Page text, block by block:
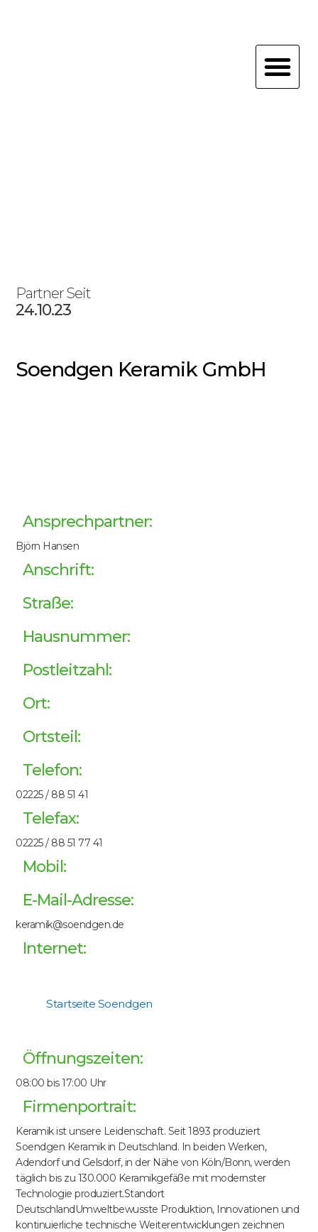
Partner Seit
24.10.23
Soendgen Keramik GmbH
Ansprechpartner:
Björn Hansen
Anschrift:
Straße:
Hausnummer:
Postleitzahl:
Ort:
Ortsteil:
Telefon:
02225 / 88 51 41
Telefax:
02225 / 88 51 77 41
Mobil:
E-Mail-Adresse:
keramik@soendgen.de
Internet:
Startseite Soendgen
Öffnungszeiten:
08:00 bis 17:00 Uhr
Firmenportrait:
Keramik ist unsere Leidenschaft. Seit 1893 produziert
Soendgen Keramik in Deutschland. In beiden Werken,
Adendorf und Gelsdorf, in der Nähe von Köln/Bonn, werden
täglich bis zu 130.000 Keramikgefäße mit modernster
Technologie produziert.Standort
DeutschlandUmweltbewusste Produktion, Innovationen und
kontinuierliche technische Weiterentwicklungen zeichnen